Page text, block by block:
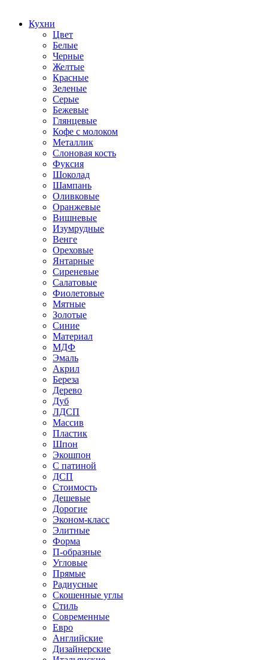
Кухни
Цвет
Белые
Черные
Желтые
Красные
Зеленые
Серые
Бежевые
Глянцевые
Кофе с молоком
Металлик
Слоновая кость
Фуксия
Шоколад
Шампань
Оливковые
Оранжевые
Вишневые
Изумрудные
Венге
Ореховые
Янтарные
Сиреневые
Салатовые
Фиолетовые
Мятные
Золотые
Синие
Материал
МДФ
Эмаль
Акрил
Береза
Дерево
Дуб
ЛДСП
Массив
Пластик
Шпон
Экошпон
С патиной
ДСП
Стоимость
Дешевые
Дорогие
Эконом-класс
Элитные
Форма
П-образные
Угловые
Прямые
Радиусные
Скошенные углы
Стиль
Современные
Евро
Английские
Дизайнерские